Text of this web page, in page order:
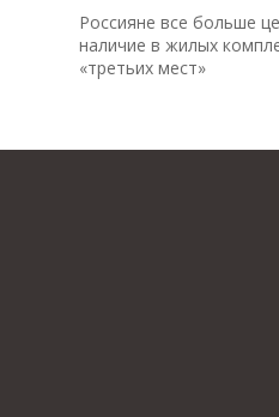
Россияне все больше
наличие в жилых
«третьих мест»